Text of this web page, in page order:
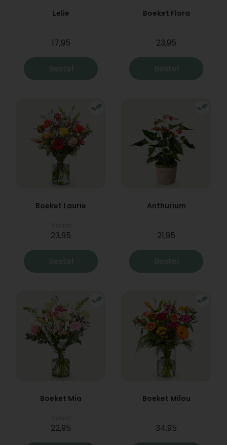
Lelie
17,95
Bestel
Boeket Flora
23,95
Bestel
Boeket Laurie
23,95
Bestel
Anthurium
21,95
Bestel
Boeket Mia
22,95
Boeket Milou
34,95